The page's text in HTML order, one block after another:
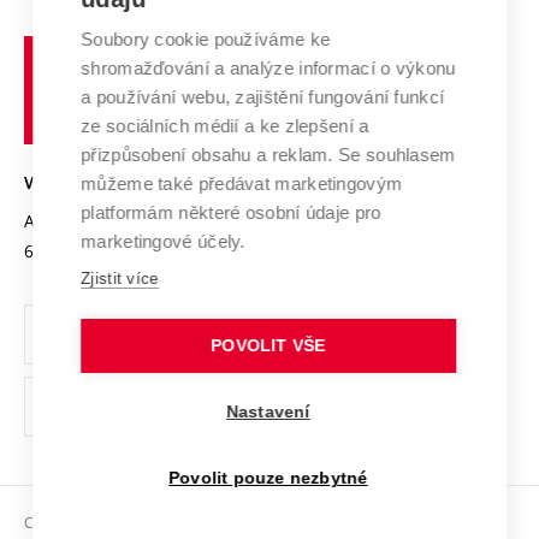
Systém zajišťování kvality výzkumu
Výzkumné infrastruktury
Transfer znalostí
Open Science
Projekty
Projekty ze strukturálních fondů
Specifický výzkum
Spolupráce se školami
Služby univerzity
Mezinárodní dohody
Univerzitní sítě
Profil univerzity
Udržitelná univerzita
Podnikavá univerzita / ContriBUTe
Bezpečná univerzita
Vyznamenání
Organizační struktura
Ochrana osobních údajů
odkaz)
Sociální bezpečí
učení
technické
VYSOKÉ UČENÍ TECHNICKÉ V BRNĚ
Antonínská 548/1
602 00 Brno
www.vut.cz
vut@vutbr.cz
Copyright © 2026 VUT
Soubory cookie používáme ke
shromažďování a analýze informací o výkonu
a používání webu, zajištění fungování funkcí
ze sociálních médií a ke zlepšení a
přizpůsobení obsahu a reklam. Se souhlasem
můžeme také předávat marketingovým
platformám některé osobní údaje pro
marketingové účely.
Zjistit více
POVOLIT VŠE
Nastavení
Povolit pouze nezbytné